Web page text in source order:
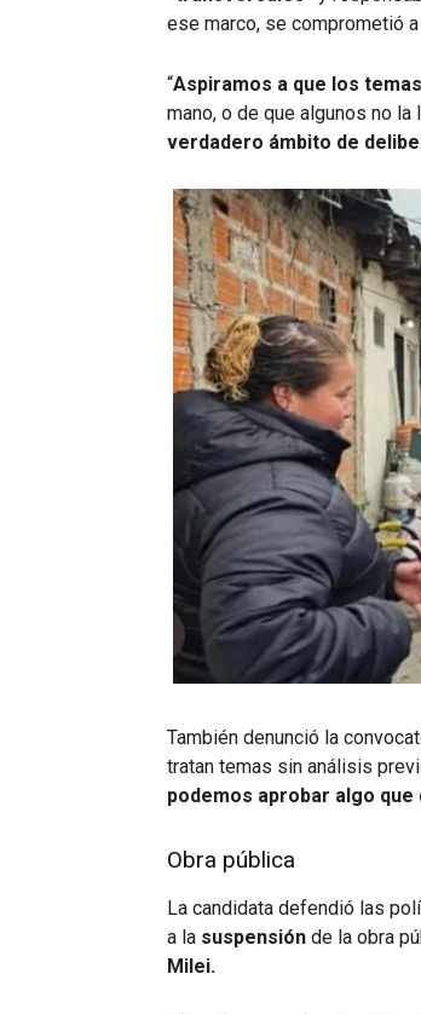
ese marco, se comprometió
“Aspiramos a que los
mano, o de que algunos no
verdadero ámbito de
También denunció la
tratan temas sin análisis
podemos aprobar algo
Obra pública
La candidata defendió las
a la suspensión de la obra
Milei.